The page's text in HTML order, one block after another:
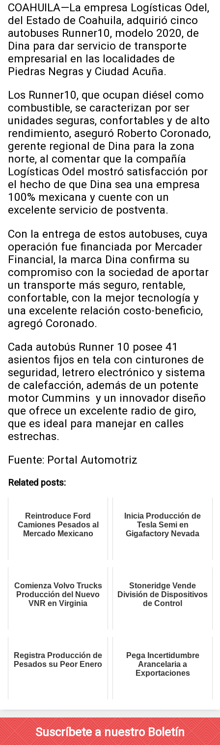
COAHUILA—La empresa Logísticas Odel,
del Estado de Coahuila, adquirió cinco
autobuses Runner10, modelo 2020, de
Dina para dar servicio de transporte
empresarial en las localidades de
Piedras Negras y Ciudad Acuña.
Los Runner10, que ocupan diésel como
combustible, se caracterizan por ser
unidades seguras, confortables y de alto
rendimiento, aseguró Roberto Coronado,
gerente regional de Dina para la zona
norte, al comentar que la compañía
Logísticas Odel mostró satisfacción por
el hecho de que Dina sea una empresa
100% mexicana y cuente con un
excelente servicio de postventa.
Con la entrega de estos autobuses, cuya
operación fue financiada por Mercader
Financial, la marca Dina confirma su
compromiso con la sociedad de aportar
un transporte más seguro, rentable,
confortable, con la mejor tecnología y
una excelente relación costo-beneficio,
agregó Coronado.
Cada autobús Runner 10 posee 41
asientos fijos en tela con cinturones de
seguridad, letrero electrónico y sistema
de calefacción, además de un potente
motor Cummins y un innovador diseño
que ofrece un excelente radio de giro,
que es ideal para manejar en calles
estrechas.
Fuente: Portal Automotriz
Related posts:
Reintroduce Ford
Camiones Pesados al
Mercado Mexicano
Inicia Producción de
Tesla Semi en
Gigafactory Nevada
Comienza Volvo Trucks
Producción del Nuevo
VNR en Virginia
Stoneridge Vende
División de Dispositivos
de Control
Registra Producción de
Pesados su Peor Enero
Pega Incertidumbre
Arancelaria a
Exportaciones
Suscríbete a nuestro Boletín